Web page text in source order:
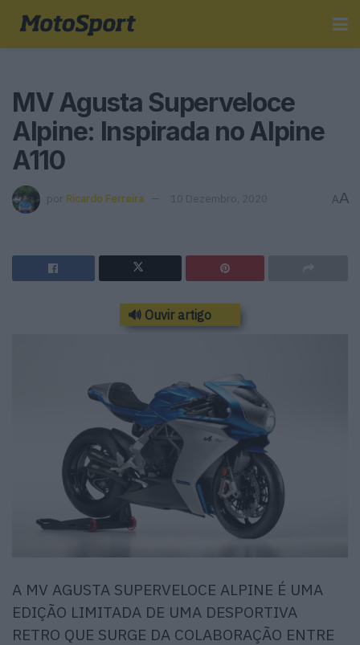
MV Agusta Superveloce
Alpine: Inspirada no Alpine
A110
por Ricardo Ferreira 10 Dezembro, 2020 AA
🔊 Ouvir artigo
A MV AGUSTA SUPERVELOCE ALPINE É UMA
EDIÇÃO LIMITADA DE UMA DESPORTIVA
RETRO QUE SURGE DA COLABORAÇÃO ENTRE